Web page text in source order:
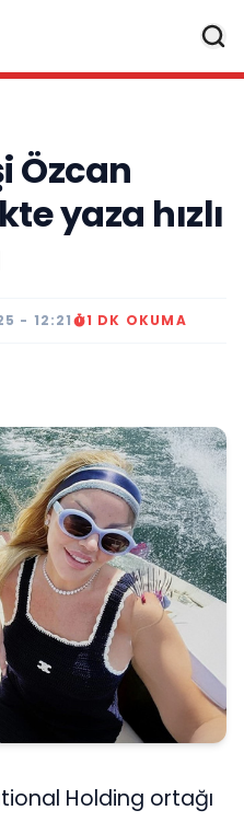
Özcan
yaza hızlı
- 12:21 1 DK OKUMA
Holding ortağı